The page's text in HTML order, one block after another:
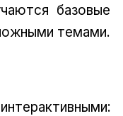
базовые
темами.